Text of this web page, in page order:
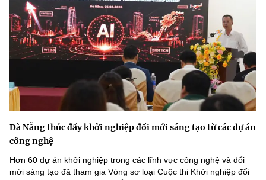
Đà Nẵng thúc đẩy khởi nghiệp đổi mới sáng tạo từ các dự án
công nghệ
Hơn 60 dự án khởi nghiệp trong các lĩnh vực công nghệ và đổi
mới sáng tạo đã tham gia Vòng sơ loại Cuộc thi Khởi nghiệp đổi